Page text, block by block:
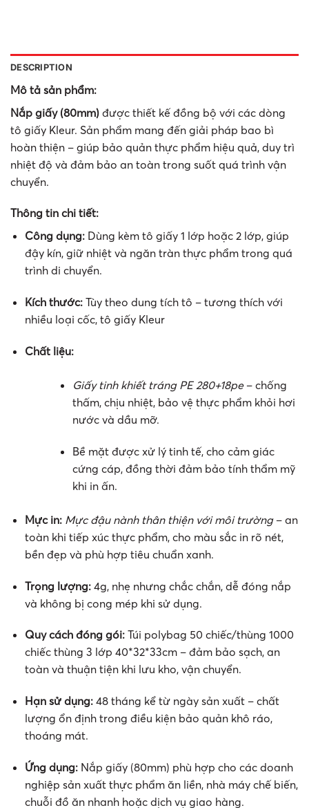
DESCRIPTION
Mô tả sản phẩm:
Nắp giấy (80mm) được thiết kế đồng bộ với các dòng
tô giấy Kleur. Sản phẩm mang đến giải pháp bao bì
hoàn thiện – giúp bảo quản thực phẩm hiệu quả, duy trì
nhiệt độ và đảm bảo an toàn trong suốt quá trình vận
chuyển.
Thông tin chi tiết:
Công dụng:Dùng kèm tô giấy 1 lớp hoặc 2 lớp, giúp
đậy kín, giữ nhiệt và ngăn tràn thực phẩm trong quá
trình di chuyển.
Kích thước:Tùy theo dung tích tô – tương thích với
nhiều loại cốc, tô giấy Kleur
Chất liệu:
Giấy tinh khiết tráng PE 280+18pe– chống
thấm, chịu nhiệt, bảo vệ thực phẩm khỏi hơi
nước và dầu mỡ.
Bề mặt được xử lý tinh tế, cho cảm giác
cứng cáp, đồng thời đảm bảo tính thẩm mỹ
khi in ấn.
Mực in: Mực đậu nành thân thiện với môi trường– an
toàn khi tiếp xúc thực phẩm, cho màu sắc in rõ nét,
bền đẹp và phù hợp tiêu chuẩn xanh.
Trọng lượng:4g, nhẹ nhưng chắc chắn, dễ đóng nắp
và không bị cong mép khi sử dụng.
Quy cách đóng gói:Túi polybag 50 chiếc/thùng 1000
chiếc thùng 3 lớp 40*32*33cm – đảm bảo sạch, an
toàn và thuận tiện khi lưu kho, vận chuyển.
Hạn sử dụng:48 tháng kể từ ngày sản xuất – chất
lượng ổn định trong điều kiện bảo quản khô ráo,
thoáng mát.
Ứng dụng:Nắp giấy (80mm) phù hợp cho các doanh
nghiệp sản xuất thực phẩm ăn liền, nhà máy chế biến,
chuỗi đồ ăn nhanh hoặc dịch vụ giao hàng.